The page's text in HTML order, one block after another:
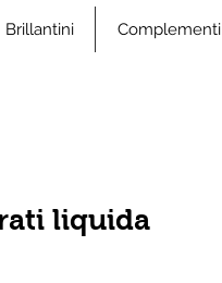
Brillantini Complementi
liquida